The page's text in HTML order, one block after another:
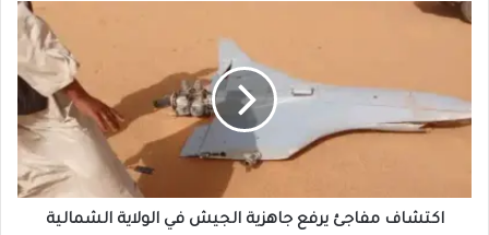
اكتشاف
الجيش
في
اكتشاف مفاجئ يرفع جاهزية الجيش في الولاية الشمالية